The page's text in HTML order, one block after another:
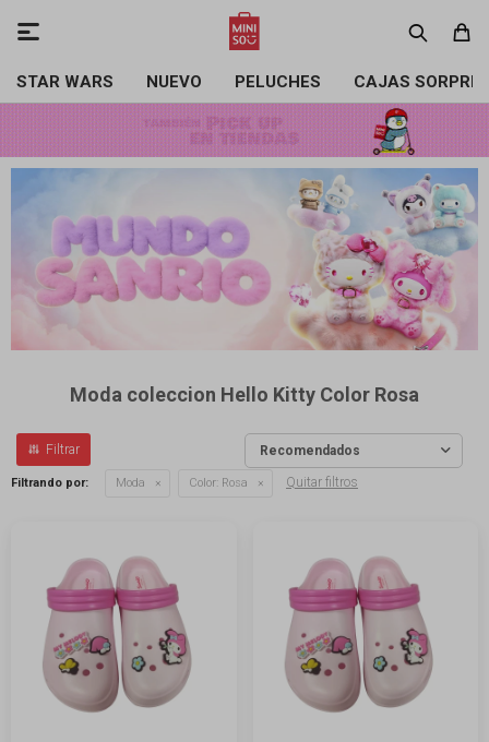
STAR WARS NUEVO PELUCHES CAJAS

Moda coleccion Hello Kitty Color Rosa
Recomendados
Filtrando por: Moda Color: Rosa Quitar filtros